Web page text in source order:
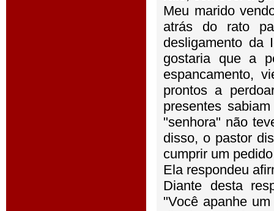
Meu marido
atrás do rato
desligamento da
gostaria que a
espancamento,
prontos a
presentes
"senhora" não
disso, o pastor
cumprir um
Ela respondeu
Diante desta
"Você apanhe